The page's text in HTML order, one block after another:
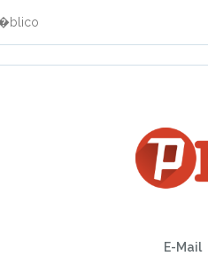
E-Mail